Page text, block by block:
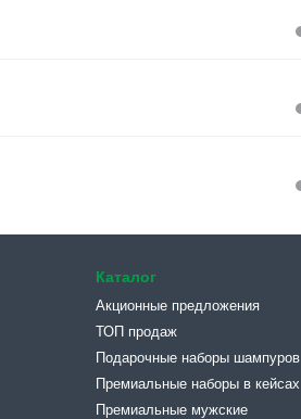
Каталог
Акционные предложения
ТОП продаж
Подарочные наборы шампуров
Премиальные наборы в кейсах
Премиальные мужские